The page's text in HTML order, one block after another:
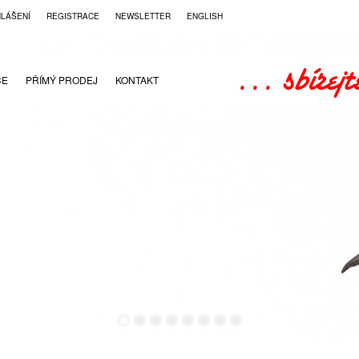
REGISTRACE NEWSLETTER ENGLISH
PŘÍMÝ PRODEJ KONTAKT